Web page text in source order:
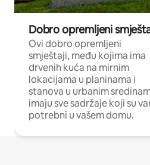
Dobro opremljeni
Ovi dobro opremljeni
smještaji, među kojima ima
drvenih kuća na mirnim
lokacijama u planinama i
stanova u urbanim
imaju sve sadržaje koji su
potrebni u vašem domu.